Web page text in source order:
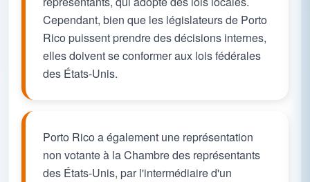
Cependant, bien que les législateurs de Porto
Rico puissent prendre des décisions internes,
elles doivent se conformer aux lois fédérales
des États-Unis.
Porto Rico a également une représentation
non votante à la Chambre des représentants
des États-Unis, par l'intermédiaire d'un